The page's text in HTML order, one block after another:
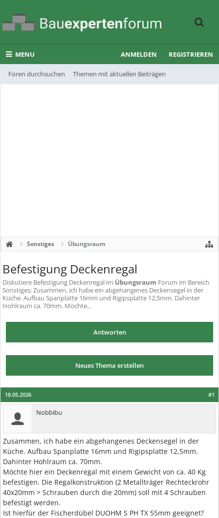
MENU
Foren durchsuchen Themen mit aktuellen Beiträgen
ANMELDEN REGISTRIEREN
Sonstiges Übungsraum
Befestigung Deckenregal
Diskutiere Befestigung Deckenregal im Übungsraum Forum im Bereich
Sonstiges; Zusammen, ich habe ein abgehangenes Deckensegel in der
Küche. Aufbau Spanplatte 16mm und Rigipsplatte 12,5mm. Dahinter
Hohlraum ca. 70mm. Möchte...
Antworten
Neues Thema erstellen
#1
18.05.2026
Nobbibu
Zusammen, ich habe ein abgehangenes Deckensegel in der
Küche. Aufbau Spanplatte 16mm und Rigipsplatte 12,5mm.
Dahinter Hohlraum ca. 70mm.
Möchte hier ein Deckenregal mit einem Gewicht von ca. 40 Kg
befestigen. Die Regalkonstruktion (2 Metallträger Rechteckrohr
40x20mm > Schrauben durch die 20mm) soll mit 4 Schrauben
befestigt werden.
Ist hierfür der Fischerdübel DUOHM S PH TX 55mm geeignet?